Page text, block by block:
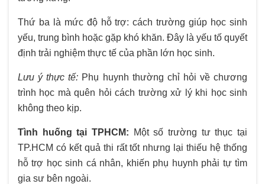
Thứ ba là mức độ hỗ trợ: cách trường giúp học sinh
yếu, trung bình hoặc gặp khó khăn. Đây là yếu tố quyết
định trải nghiệm thực tế của phần lớn học sinh.
Lưu ý thực tế: Phụ huynh thường chỉ hỏi về chương
trình học mà quên hỏi cách trường xử lý khi học sinh
không theo kịp.
Tình huống tại TPHCM: Một số trường tư thục tại
TP.HCM có kết quả thi rất tốt nhưng lại thiếu hệ thống
hỗ trợ học sinh cá nhân, khiến phụ huynh phải tự tìm
gia sư bên ngoài.